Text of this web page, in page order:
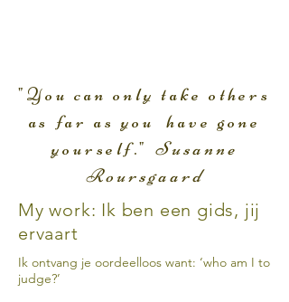
"You can only take others
as far as you have gone
yourself."Susanne
Roursgaard
My work: Ik ben een gids, jij
ervaart
Ik ontvang je oordeelloos want: ‘who am I to
judge?’